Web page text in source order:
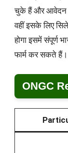
चुके हैं और आवेदन
वहीं इसके लिए
होगा इसमें संपूर्ण
फार्म कर सकते हैं।
ONGC